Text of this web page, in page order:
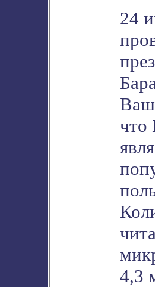
24
что
4,3